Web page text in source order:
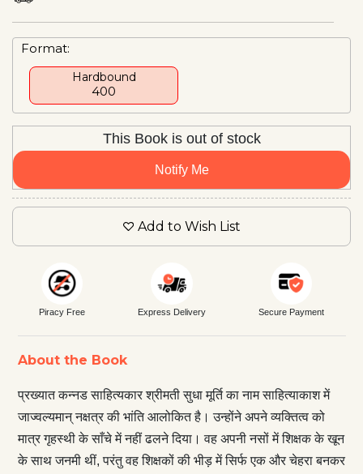
Format:
Hardbound
₹400
This Book is out of stock
Notify Me
Add to Wish List
Piracy Free Express Delivery Secure Payment
About the Book
प्रख्यात कन्नड साहित्यकार श्रीमती सुधा मूर्ति का नाम साहित्याकाश में
जाज्वल्यमान् नक्षत्र की भांति आलोकित है। उन्होंने अपने व्यक्तित्व को
मात्र गृहस्थी के साँचे में नहीं ढलने दिया। वह अपनी नसों में शिक्षक के खून
के साथ जनमी थीं, परंतु वह शिक्षकों की भीड़ में सिर्फ एक और चेहरा बनकर